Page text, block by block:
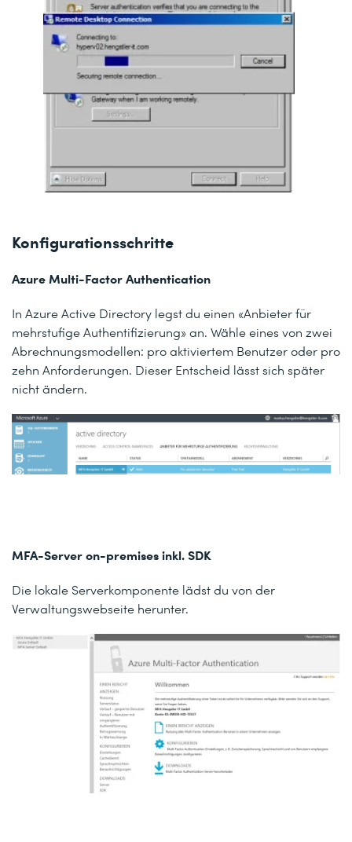
Konfigurationsschritte
Azure Multi-Factor Authentication
In Azure Active Directory legst du einen «Anbieter für
mehrstufige Authentifizierung» an. Wähle eines von zwei
Abrechnungsmodellen: pro aktiviertem Benutzer oder pro
zehn Anforderungen. Dieser Entscheid lässt sich später
nicht ändern.
MFA-Server on-premises inkl. SDK
Die lokale Serverkomponente lädst du von der
Verwaltungswebseite herunter.